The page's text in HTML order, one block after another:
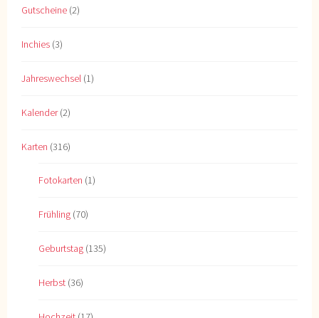
Gutscheine (2)
Inchies (3)
Jahreswechsel (1)
Kalender(2)
Karten (316)
Fotokarten (1)
Frühling (70)
Geburtstag (135)
Herbst (36)